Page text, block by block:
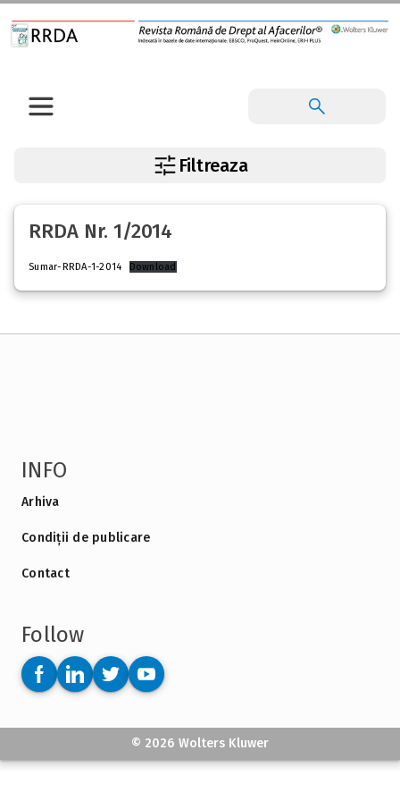
Filtreaza
RRDA Nr. 1/2014
Sumar-RRDA-1-2014 Download
INFO
Arhiva
Condiții de publicare
Contact
Follow
© 2026 Wolters Kluwer